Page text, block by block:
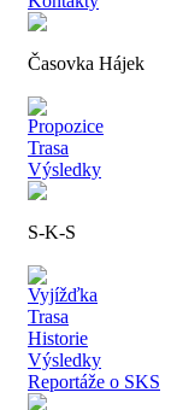
Časovka Hájek
Propozice
Trasa
Výsledky
S-K-S
Vyjížďka
Trasa
Historie
Výsledky
Reportáže o SKS